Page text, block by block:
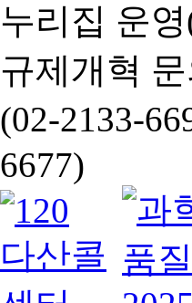
누리집 운
규제개혁
(02-2133-
6677)